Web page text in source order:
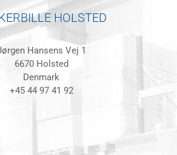
HOLSTED
Hansens Vej 1
6670 Holsted
Denmark
+45 44 97 41 92